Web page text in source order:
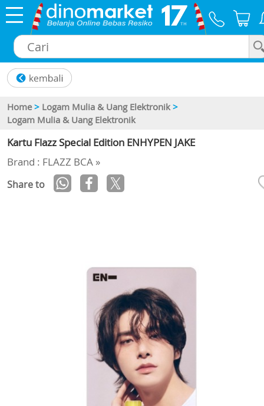
Home > Logam Mulia & Uang Elektronik >
Logam Mulia & Uang Elektronik
Kartu Flazz Special Edition ENHYPEN JAKE
Brand : FLAZZ BCA »
Share to